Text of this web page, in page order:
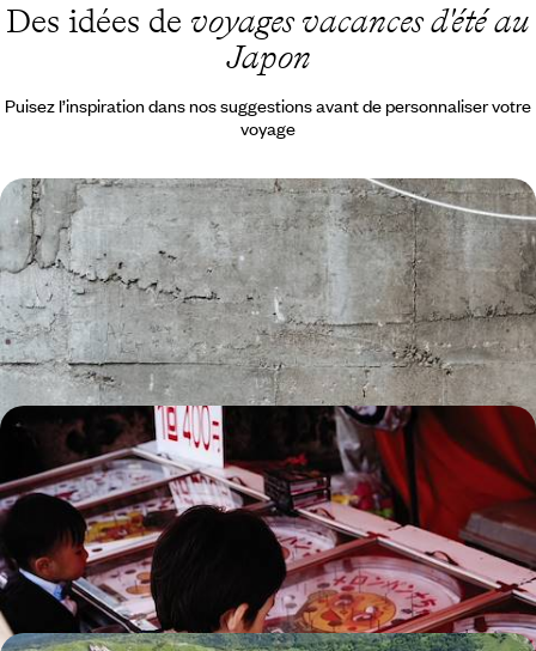
Des idées de voyages vacances d'été au
Japon
Puisez l’inspiration dans nos suggestions avant de personnaliser votre
voyage
De Séoul à Tokyo avec vos ados - K-pop, manga et
street food
Faire un cadeau à vos ados – et à toute la famille – en vous initiant, en
Corée du Sud puis au Japon, à la culture qui les anime
10 jours, de 6000 à 7600 $ CA
De l'ère des samouraïs à la magie Ghibli - Le Japon
avec des yeux d’enfants
Tokyo, Kyoto, Nagoya sans oublier les Alpes japonaises : une variété de
mondes à aborder en famille
13 jours, de 7600 à 9600 $ CA